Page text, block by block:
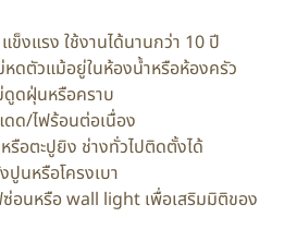
ข็งแรง ใช้งานได้นานกว่า 10 ปี
ดตัวแม้อยู่ในห้องน้ำหรือห้องครัว
ดฝุ่นหรือคราบ
ดด/ไฟร้อนต่อเนื่อง
อตะปูยิง ช่างทั่วไปติดตั้งได้
นหรือโครงเบา
อนหรือ wall light เพื่อเสริมมิติของ